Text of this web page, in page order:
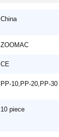
China
ZOOMAC
CE
PP-10,PP-20,PP-30
10 piece